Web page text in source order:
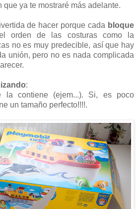
que ya te mostraré más adelante.
de hacer porque cada bloque
orden de las costuras como la
no es muy predecible, así que hay
unión, pero no es nada complicada
:
la contiene (ejem...). Si, es poco
un tamaño perfecto!!!!.